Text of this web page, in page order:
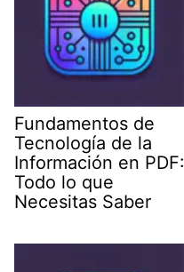
Fundamentos de
Tecnología de la
Información en PDF:
Todo lo que
Necesitas Saber